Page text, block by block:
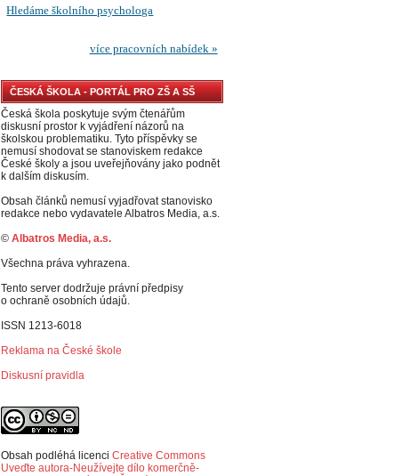
ČESKÁ ŠKOLA - PORTÁL PRO ZŠ A SŠ
Česká škola poskytuje svým čtenářům
diskusní prostor k vyjádření názorů na
školskou problematiku. Tyto příspěvky se
nemusí shodovat se stanoviskem redakce
České školy a jsou uveřejňovány jako podnět
k dalším diskusím.
Obsah článků nemusí vyjadřovat stanovisko
redakce nebo vydavatele Albatros Media, a.s.
© Albatros Media, a.s.
Všechna práva vyhrazena.
Tento server dodržuje právní předpisy
o ochraně osobních údajů.
ISSN 1213-6018
Reklama na České škole
Diskusní pravidla
Obsah podléhá licenci Creative Commons
Uveďte autora-Neužívejte dílo komerčně-